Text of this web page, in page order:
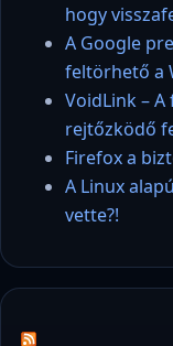
hogy
A Google
feltörhető a
VoidLink –
rejtőzködő
Firefox a
A Linux
vette?!